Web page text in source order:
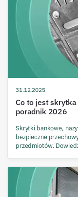
31.12.2025
Co to jest
poradnik 2026
Skrytki bankowe,
bezpieczne
przedmiotów.